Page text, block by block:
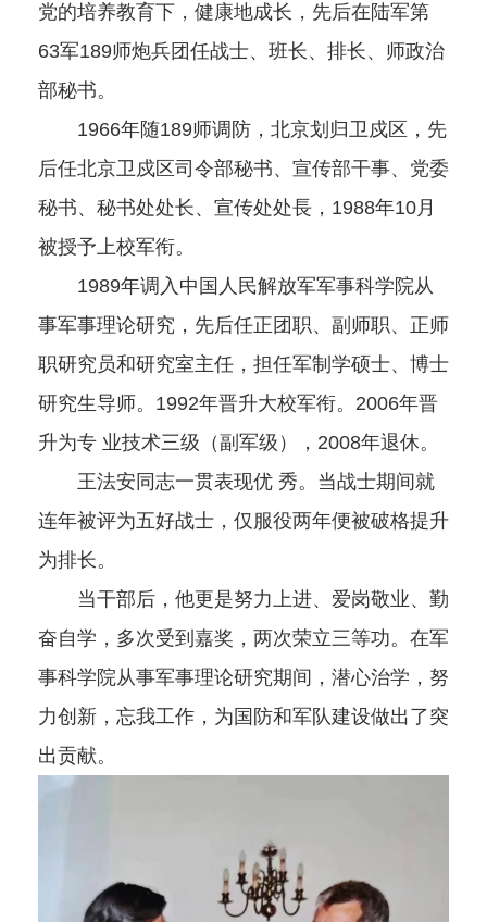
党的培养教育下，健康地成长，先后在陆军第
63军189师炮兵团任战士、班长、排长、师政治
部秘书。
1966年随189师调防，北京划归卫戍区，先
后任北京卫戍区司令部秘书、宣传部干事、党委
秘书、秘书处处长、宣传处处長，1988年10月
被授予上校军衔。
1989年调入中国人民解放军军事科学院从
事军事理论研究，先后任正团职、副师职、正师
职研究员和研究室主任，担任军制学硕士、博士
研究生导师。1992年晋升大校军衔。2006年晋
升为专 业技术三级（副军级），2008年退休。
王法安同志一贯表现优 秀。当战士期间就
连年被评为五好战士，仅服役两年便被破格提升
为排长。
当干部后，他更是努力上进、爱岗敬业、勤
奋自学，多次受到嘉奖，两次荣立三等功。在军
事科学院从事军事理论研究期间，潜心治学，努
力创新，忘我工作，为国防和军队建设做出了突
出贡献。